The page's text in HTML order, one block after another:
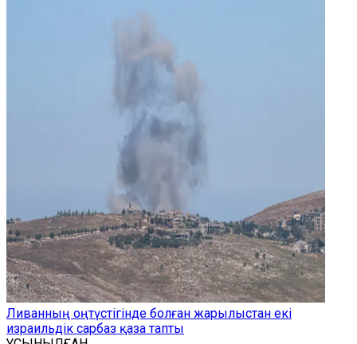
Ливанның оңтүстігінде болған жарылыстан екі
израильдік сарбаз қаза тапты